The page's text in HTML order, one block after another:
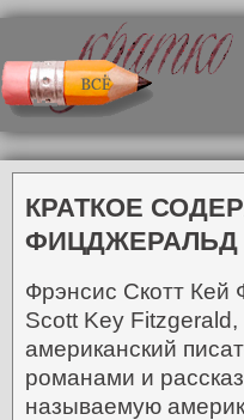
КРАТКОЕ
ФИЦДЖЕРАЛЬД
Фрэнсис Скотт Кей
Scott Key
американский
романами и
называемую